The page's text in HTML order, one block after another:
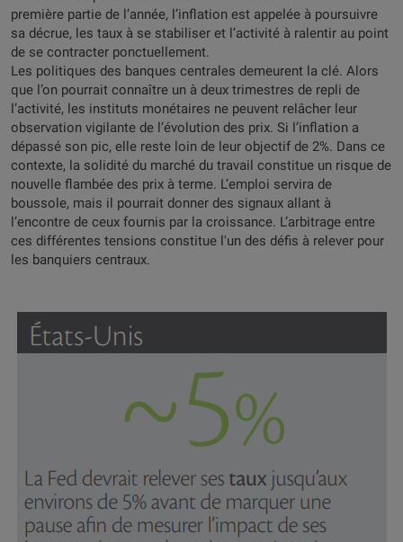
première partie de l’année, l’inflation est appelée à poursuivre
sa décrue, les taux à se stabiliser et l’activité à ralentir au point
de se contracter ponctuellement.
Les politiques des banques centrales demeurent la clé. Alors
que l’on pourrait connaître un à deux trimestres de repli de
l’activité, les instituts monétaires ne peuvent relâcher leur
observation vigilante de l’évolution des prix. Si l’inflation a
dépassé son pic, elle reste loin de leur objectif de 2%. Dans ce
contexte, la solidité du marché du travail constitue un risque de
nouvelle flambée des prix à terme. L’emploi servira de
boussole, mais il pourrait donner des signaux allant à
l’encontre de ceux fournis par la croissance. L’arbitrage entre
ces différentes tensions constitue l'un des défis à relever pour
les banquiers centraux.